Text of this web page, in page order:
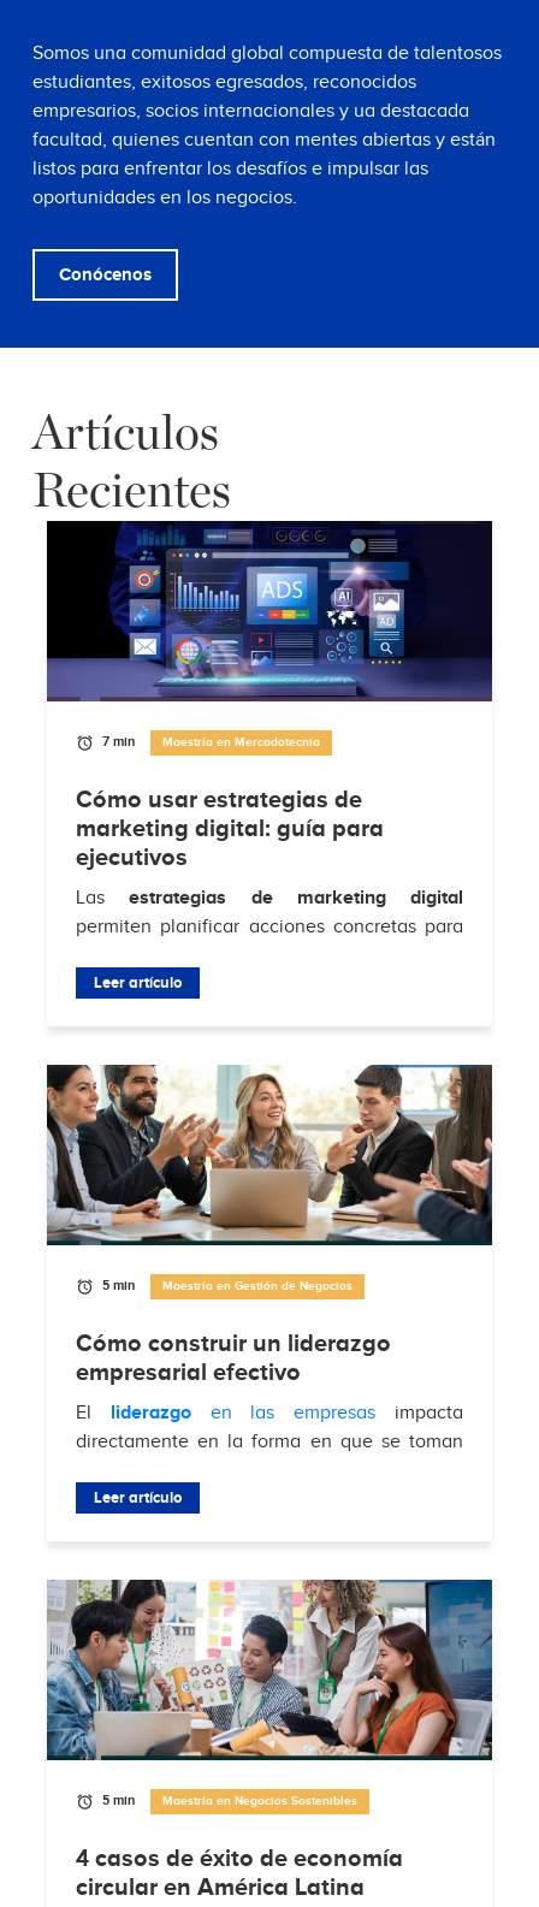
Somos una comunidad global compuesta de talentosos
estudiantes, exitosos egresados, reconocidos
empresarios, socios internacionales y ua destacada
facultad, quienes cuentan con mentes abiertas y están
listos para enfrentar los desafíos e impulsar las
oportunidades en los negocios.
Conócenos
Artículos
Recientes
7 min Maestría en Mercadotecnia
Cómo usar estrategias de
marketing digital: guía para
ejecutivos
Lasestrategias de marketing digital
permiten planificar acciones concretas para
fortalecer la relación con la audiencia en...
Leer artículo
5 min Maestría en Gestión de Negocios
Cómo construir un liderazgo
empresarial efectivo
El liderazgoen las empresas impacta
directamente en la forma en que se toman
enfrentan desafíos del mercado. Según
Leer artículo
5 min Maestría en Negocios Sostenibles
4 casos de éxito de economía
circular en América Latina